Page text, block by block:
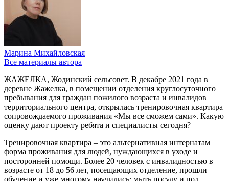
Марина Михайловская
Все материалы автора
ЖАЖЕЛКА, Жодинский сельсовет. В декабре 2021 года в
деревне Жажелка, в помещении отделения круглосуточного
пребывания для граждан пожилого возраста и инвалидов
территориального центра, открылась тренировочная квартира
сопровождаемого проживания «Мы все сможем сами». Какую
оценку дают проекту ребята и специалисты сегодня?
Тренировочная квартира – это альтернативная интернатам
форма проживания для людей, нуждающихся в уходе и
посторонней помощи. Более 20 человек с инвалидностью в
возрасте от 18 до 56 лет, посещающих отделение, прошли
обучение и уже многому научились: мыть посуду и пол,